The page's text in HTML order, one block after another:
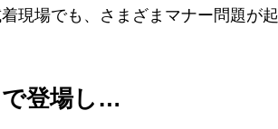
現場でも、さまざまマナー問題が起
登場し…